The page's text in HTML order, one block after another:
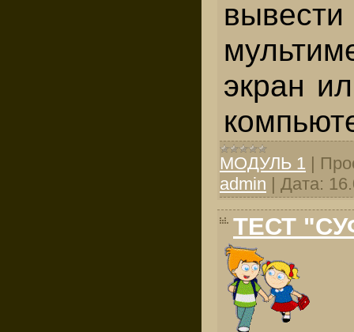
экран
МОДУЛЬ 1 |
admin | Дата:
ТЕСТ